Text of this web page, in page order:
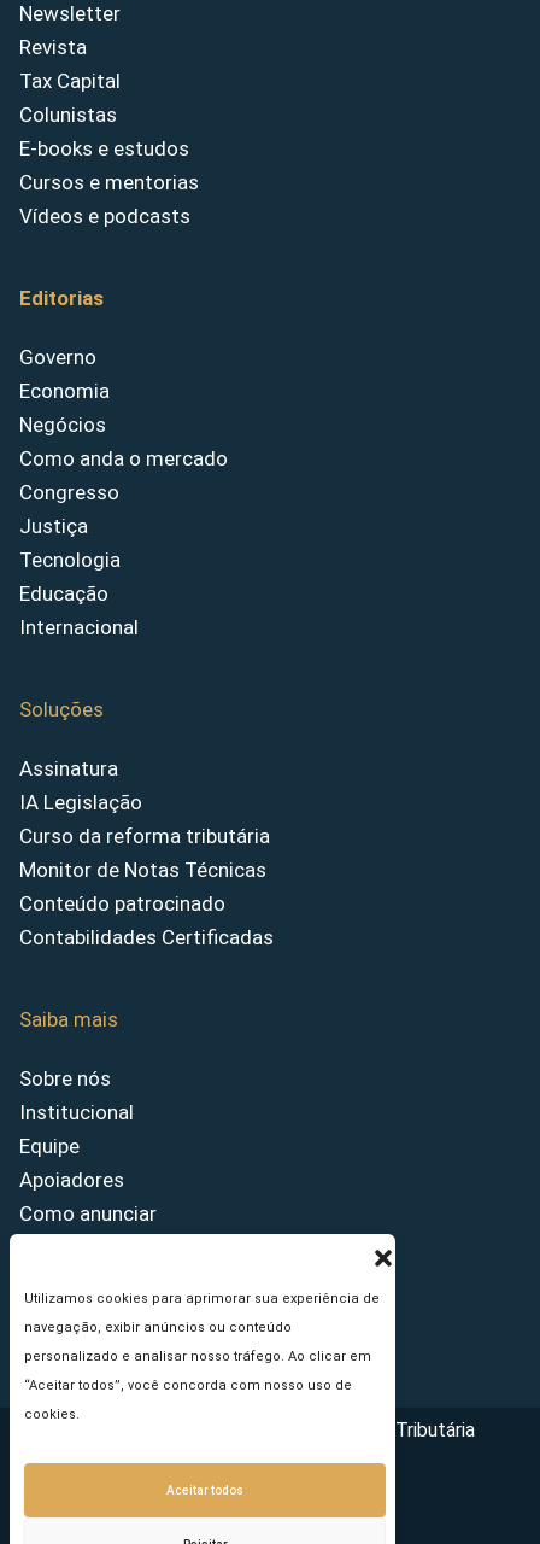
Utilizamos cookies para aprimorar sua experiência de
navegação, exibir anúncios ou conteúdo
personalizado e analisar nosso tráfego. Ao clicar em
“Aceitar todos”, você concorda com nosso uso de
cookies.
Aceitar todos
Newsletter
Revista
Tax Capital
Colunistas
E-books e estudos
Cursos e mentorias
Vídeos e podcasts
Editorias
Governo
Economia
Negócios
Como anda o mercado
Congresso
Justiça
Tecnologia
Educação
Internacional
Soluções
Assinatura
IA Legislação
Curso da reforma tributária
Monitor de Notas Técnicas
Conteúdo patrocinado
Contabilidades Certificadas
Saiba mais
Sobre nós
Institucional
Equipe
Apoiadores
Como anunciar
Princípios Editoriais
Copyright © 2026 - Portal da Reforma Tributária